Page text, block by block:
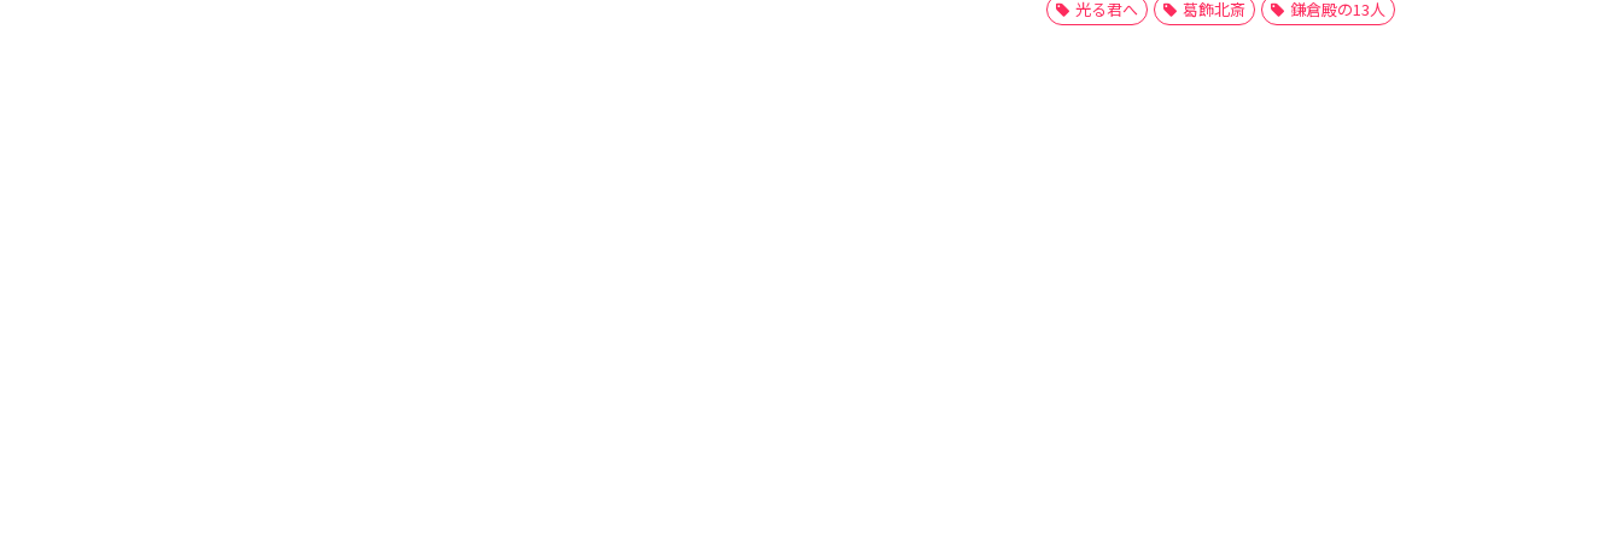
光る君へ 葛飾北斎 鎌倉殿の13人